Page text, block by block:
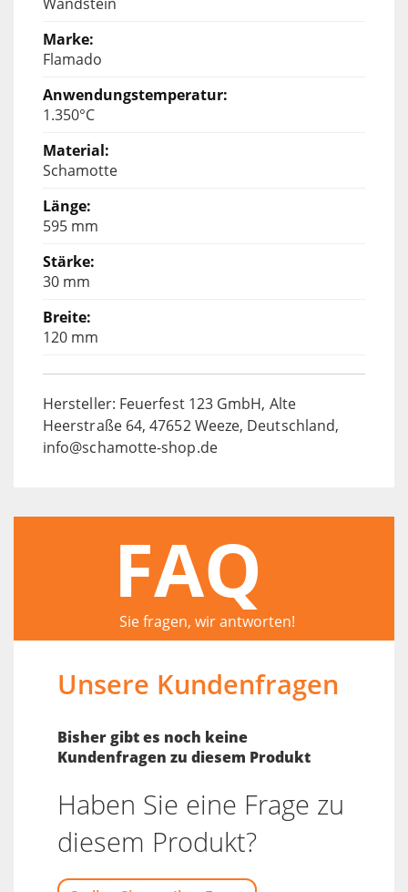
Flamado
1.350°C
Schamotte
595 mm
30 mm
120 mm
Hersteller: Feuerfest 123 GmbH, Alte
Heerstraße 64, 47652 Weeze, Deutschland,
info@schamotte-shop.de
FAQ
Sie fragen, wir antworten!
Unsere Kundenfragen
Bisher gibt es noch keine
Kundenfragen zu diesem Produkt
Haben Sie eine Frage zu
diesem Produkt?